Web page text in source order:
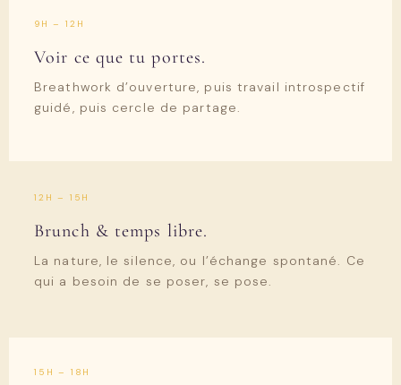
9H – 12H
Voir ce que tu portes.
Breathwork d’ouverture, puis travail introspectif
guidé, puis cercle de partage.
12H – 15H
Brunch & temps libre.
La nature, le silence, ou l’échange spontané. Ce
qui a besoin de se poser, se pose.
15H – 18H